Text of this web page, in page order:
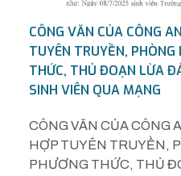
CÔNG VĂN CỦA CÔNG
TUYÊN TRUYỀN, PHÒNG
THỨC, THỦ ĐOẠN LỪA
SINH VIÊN QUA MẠNG
CÔNG VĂN CỦA CÔNG
HỢP TUYÊN TRUYỀN,
PHƯƠNG THỨC, THỦ